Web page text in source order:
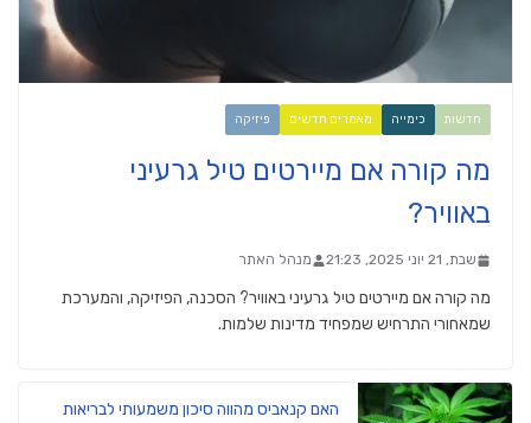
חדשות כימייה מאמרים חדשים פיזיקה
מה קורה אם מיירטים טיל גרעיני
באוויר?
שבת, 21 יוני 2025, 21:23 מנהל האתר
מה קורה אם מיירטים טיל גרעיני באוויר? הסכנה, הפיזיקה, והמערכת
שמאחורי התרחיש שמפחיד מדינות שלמות.
האם קנאביס מהווה סיכון משמעותי לבריאות